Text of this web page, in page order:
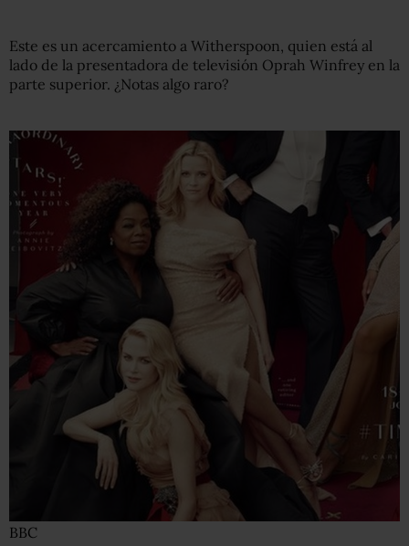
Este es un acercamiento a Witherspoon, quien está al
lado de la presentadora de televisión Oprah Winfrey en la
parte superior. ¿Notas algo raro?
BBC